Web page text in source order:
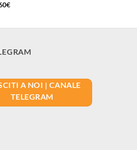
€
A NOI | CANALE
TELEGRAM